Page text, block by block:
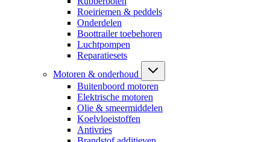
Roeiriemen & peddels
Onderdelen
Boottrailer toebehoren
Luchtpompen
Reparatiesets
Motoren & onderhoud
Buitenboord motoren
Elektrische motoren
Olie & smeermiddelen
Koelvloeistoffen
Antivries